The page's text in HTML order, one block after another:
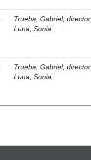
Trueba, Gabriel, director
Luna, Sonia
Trueba, Gabriel, director
Luna, Sonia